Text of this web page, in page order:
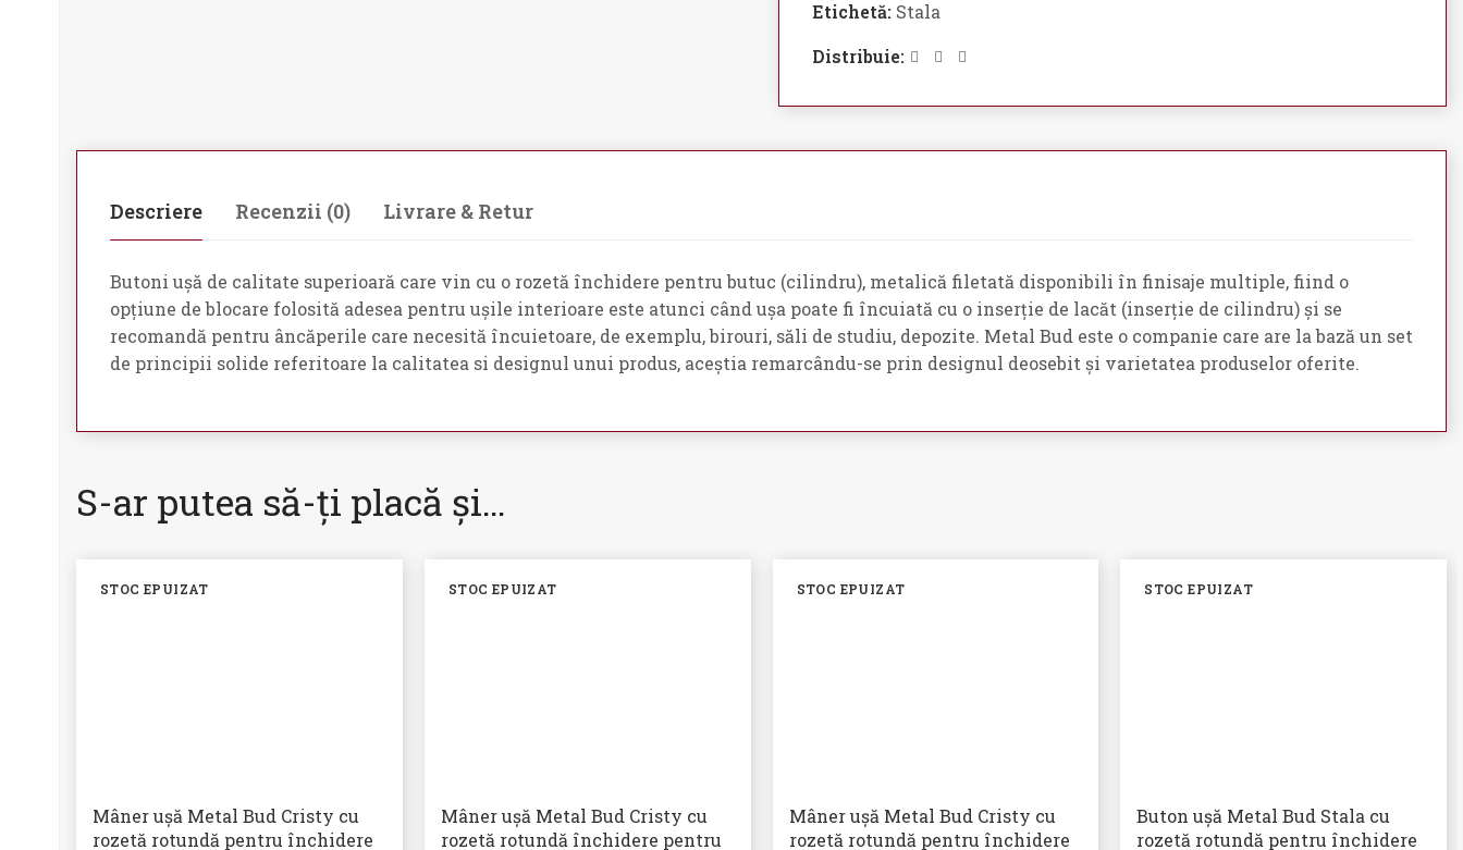
Etichetă: Stala
Distribuie:
Descriere Recenzii (0) Livrare & Retur
Butoni ușă de calitate superioară care vin cu o rozetă închidere pentru butuc (cilindru), metalică filetată disponibili în finisaje multiple, fiind o
opțiune de blocare folosită adesea pentru ușile interioare este atunci când ușa poate fi încuiată cu o inserție de lacăt (inserție de cilindru) și se
recomandă pentru âncăperile care necesită încuietoare, de exemplu, birouri, săli de studiu, depozite. Metal Bud este o companie care are la bază un set
de principii solide referitoare la calitatea si designul unui produs, aceștia remarcându-se prin designul deosebit și varietatea produselor oferite.
S-ar putea să-ți placă și…
STOC EPUIZAT
Mâner ușă Metal Bud Cristy cu
rozetă rotundă pentru închidere
STOC EPUIZAT
Mâner ușă Metal Bud Cristy cu
rozetă rotundă închidere pentru
STOC EPUIZAT
Mâner ușă Metal Bud Cristy cu
rozetă rotundă pentru închidere
STOC EPUIZAT
Buton ușă Metal Bud Stala cu
rozetă rotundă pentru închidere